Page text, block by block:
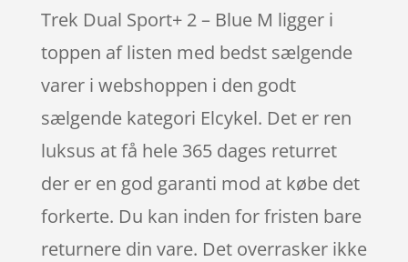
Trek Dual Sport+ 2 – Blue M ligger i
toppen af listen med bedst sælgende
varer i webshoppen i den godt
sælgende kategori Elcykel. Det er ren
luksus at få hele 365 dages returret
der er en god garanti mod at købe det
forkerte. Du kan inden for fristen bare
returnere din vare. Det overrasker ikke